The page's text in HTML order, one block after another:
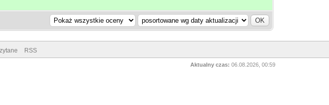
RSS
Aktualny czas: 06.08.2026, 00:59